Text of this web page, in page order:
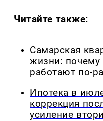
Читайте также:
Самарская
жизни: почему
работают по-
Ипотека в
коррекция
усиление